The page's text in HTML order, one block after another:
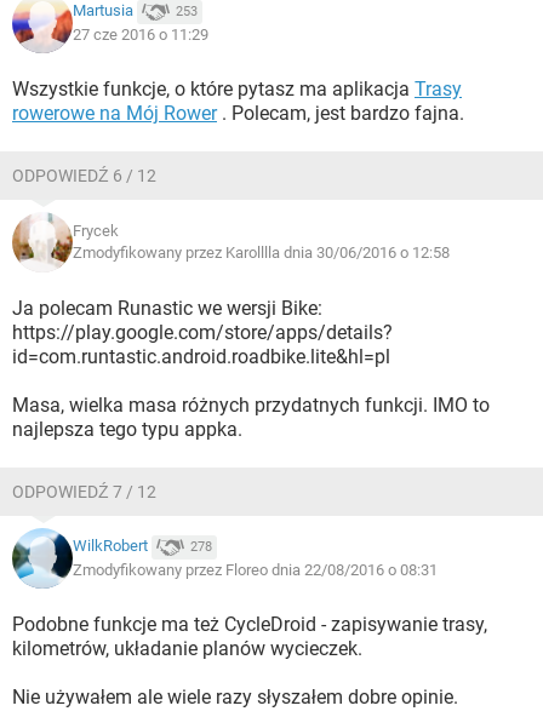
Martusia 253
27 cze 2016 o 11:29
Wszystkie funkcje, o które pytasz ma aplikacja Trasy
rowerowe na Mój Rower. Polecam, jest bardzo fajna.
ODPOWIEDŹ 6 / 12
Frycek
Zmodyfikowany przez Karolllla dnia 30/06/2016 o 12:58
Ja polecam Runastic we wersji Bike:
https://play.google.com/store/apps/details?
id=com.runtastic.android.roadbike.lite&hl=pl
Masa, wielka masa różnych przydatnych funkcji. IMO to
najlepsza tego typu appka.
ODPOWIEDŹ 7 / 12
WilkRobert 278
Zmodyfikowany przez Floreo dnia 22/08/2016 o 08:31
Podobne funkcje ma też CycleDroid - zapisywanie trasy,
kilometrów, układanie planów wycieczek.
Nie używałem ale wiele razy słyszałem dobre opinie.